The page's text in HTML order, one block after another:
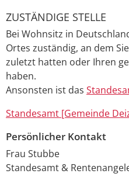
ZUSTÄNDIGE STELLE
Bei Wohnsitz in
Ortes zuständig, an dem
zuletzt hatten oder Ihren
haben.
Ansonsten ist das
Standesamt [Gemeinde
Persönlicher Kontakt
Frau Stubbe
Standesamt &